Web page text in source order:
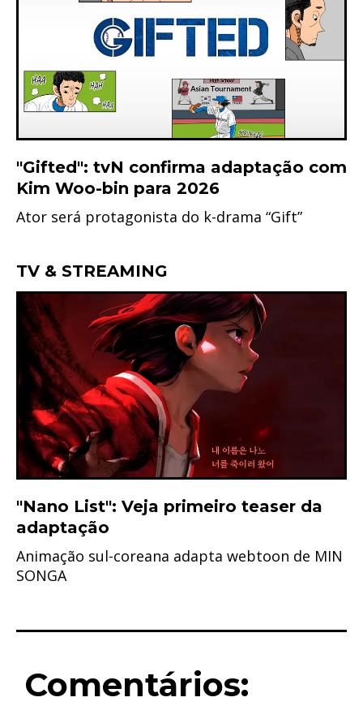
"Gifted": tvN confirma adaptação com
Kim Woo-bin para 2026
Ator será protagonista do k-drama “Gift”
TV & STREAMING
"Nano List": Veja primeiro teaser da
adaptação
Animação sul-coreana adapta webtoon de MIN
SONGA
Comentários: